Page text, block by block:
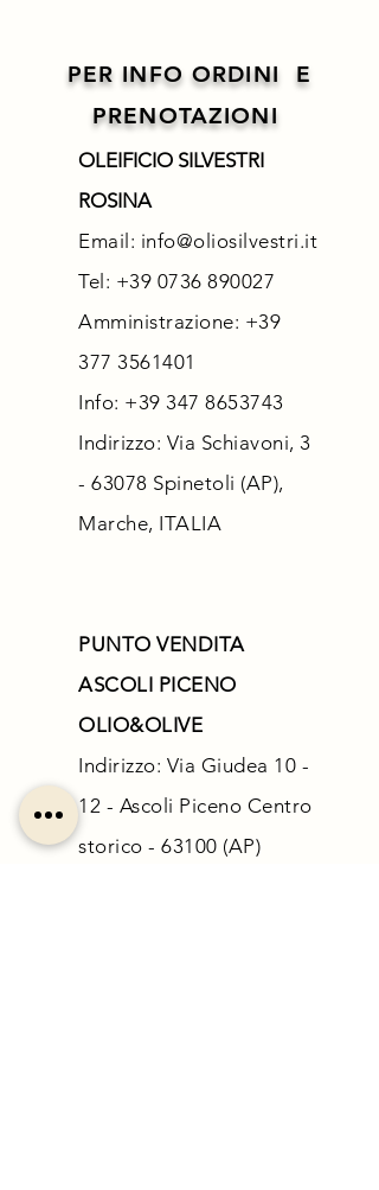
PER INFO ORDINI E
PRENOTAZIONI
OLEIFICIO SILVESTRI
ROSINA
Email: info@oliosilvestri.it
Tel: +39 0736 890027
Amministrazione: +39
377 3561401
Info: +39 347 8653743
Indirizzo: Via Schiavoni, 3
- 63078 Spinetoli (AP),
Marche, ITALIA
PUNTO VENDITA
ASCOLI PICENO
OLIO&OLIVE
Indirizzo: Via Giudea 10 -
12 - Ascoli Piceno Centro
storico - 63100 (AP)